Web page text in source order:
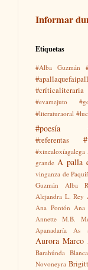
Informar
Etiquetas
#Alba Guzmán
#críticaliteraria
#evamejuto
#literaturaoral
#poesía
#referentas
#xinealoxíagalega
grande A palla
vinganza de
Guzmán
Alba
Alejandra L. Rey
Ana Pontón Ana
Annette M.B.
Apanadaría As
Aurora Marco
Barahúnda
Novoneyra